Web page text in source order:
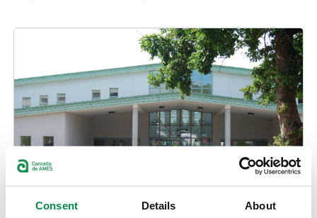
Consent Details About